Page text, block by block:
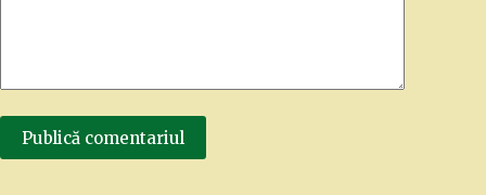
Publică comentariul